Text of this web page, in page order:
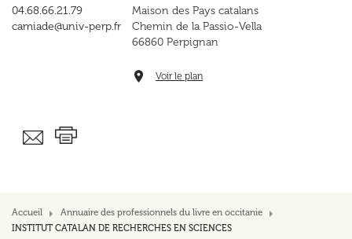
04.68.66.21.79
camiade@univ-perp.fr
Maison des Pays catalans
Chemin de la Passio-Vella
66860 Perpignan
Voir le plan
Accueil
Annuaire des professionnels du livre en occitanie
INSTITUT CATALAN DE RECHERCHES EN SCIENCES